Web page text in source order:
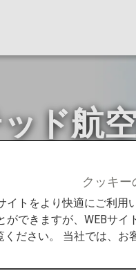
ド航
ー（共同事業） ANA
クッキー
イトをより快適にご利
できますが、WEBサ
ください。 当社では、お